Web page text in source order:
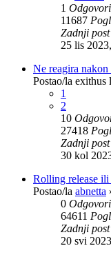
1 Odgovori
11687
Zadnji post
25 lis
Ne reagira nakon
Postao/la exithus
1
2
10
27418
Zadnji post
30 kol
Rolling release
Postao/la abnetta
0 Odgovori
64611
Zadnji post
20 svi